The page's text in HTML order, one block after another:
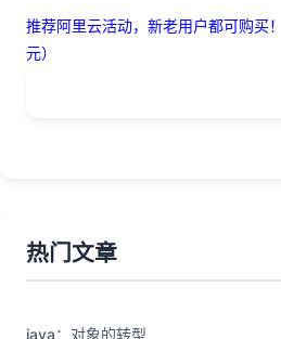
推荐阿里云活动，新老用户都可购买
元）
热门文章
java：对象的转型